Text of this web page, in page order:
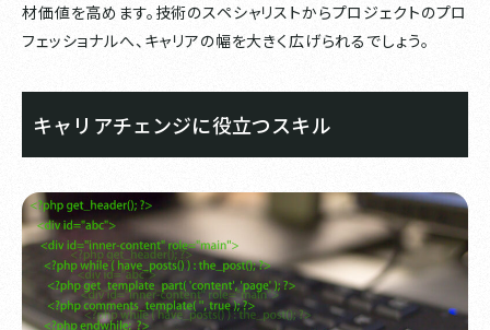
材価値を高めます。技術のスペシャリストからプロジェクトのプロ
フェッショナルへ、キャリアの幅を大きく広げられるでしょう。
キャリアチェンジに役立つスキル